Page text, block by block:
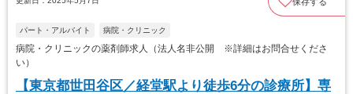
パート・アルバイト 病院・クリニック
病院・クリニックの薬剤師求人（法人名非公開 ※詳細はお問合せくださ
い）
【東京都世田谷区／経堂駅より徒歩6分の診療所】専